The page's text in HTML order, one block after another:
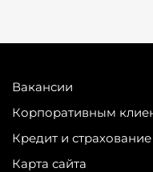
Вакансии
Корпоративным
Кредит и страхование
Карта сайта